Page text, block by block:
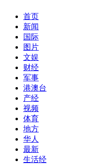
首页
新闻
国际
图片
文娱
财经
军事
港澳台
产经
视频
体育
地方
华人
最新
生活经